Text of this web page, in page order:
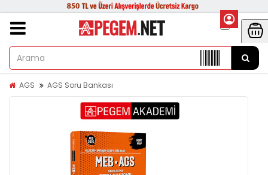
AGS AGS Soru Bankası